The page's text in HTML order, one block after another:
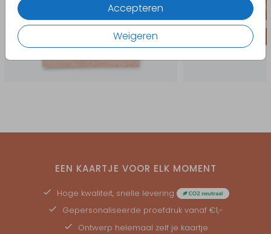
Accepteren
Weigeren
EEN KAARTJE VOOR ELK MOMENT
Hoge kwaliteit, snelle levering
Gepersonaliseerde proefdruk vanaf €1,-
Ontwerp helemaal zelf je kaartje